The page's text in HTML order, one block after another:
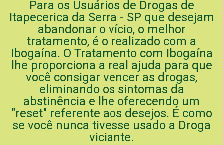
Para os Usuários de Drogas de
Itapecerica da Serra - SP que desejam
abandonar o vício, o melhor
tratamento, é o realizado com a
Ibogaína. O Tratamento com Ibogaína
lhe proporciona a real ajuda para que
você consigar vencer as drogas,
eliminando os sintomas da
abstinência e lhe oferecendo um
"reset" referente aos desejos. É como
se você nunca tivesse usado a Droga
viciante.